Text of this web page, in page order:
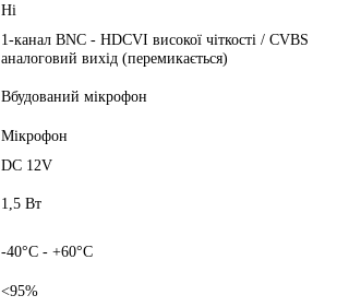
Ні
1-канал BNC - HDCVI високої чіткості / CVBS
аналоговий вихід (перемикається)
Вбудований мікрофон
Мікрофон
DC 12V
1,5 Вт
-40°C - +60°C
<95%